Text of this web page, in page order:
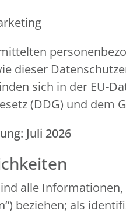
dieser
sich in der EU-
(DDG) und dem
Juli 2026
alle
beziehen; als